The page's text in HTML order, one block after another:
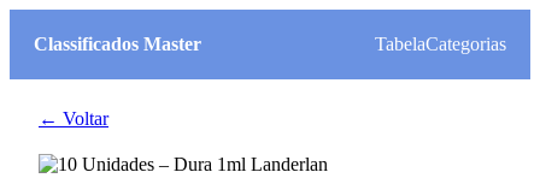
Classificados Master TabelaCategorias
← Voltar